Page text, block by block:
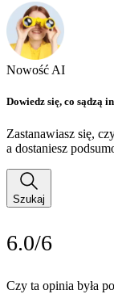
Nowość AI
Dowiedz się, co sądzą
Zastanawiasz się,
a dostaniesz
Szukaj
6.0/6
Czy ta opinia była